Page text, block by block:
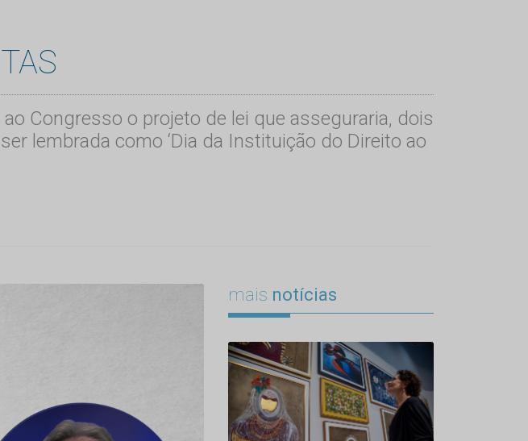
Congresso o projeto de lei que asseguraria, dois
lembrada como ‘Dia da Instituição do Direito ao
mais notícias